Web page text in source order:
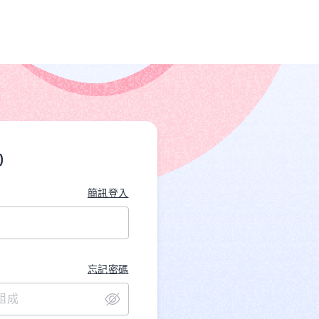
簡訊登入
忘記密碼